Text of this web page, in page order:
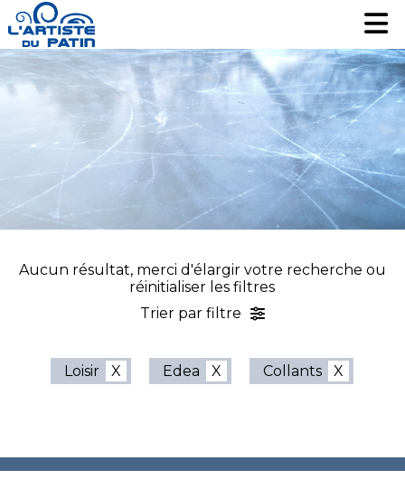
Hockey
Liquidation
Nous contacter
EN
Aucun résultat, merci d'élargir votre recherche ou
réinitialiser les filtres
Trier par filtre
Loisir Edea Collants
Hockey
Liquidation
Nous contacter
EN